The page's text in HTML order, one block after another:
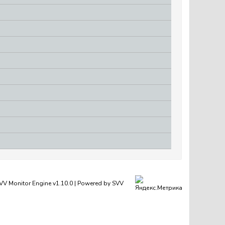
Monitor Engine v1.10.0 | Powered bySVV